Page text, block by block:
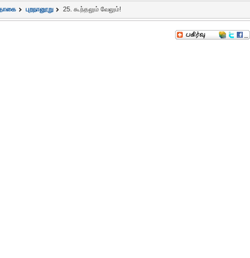
புறநானூறு 25. கூந்தலும் வேலும்!